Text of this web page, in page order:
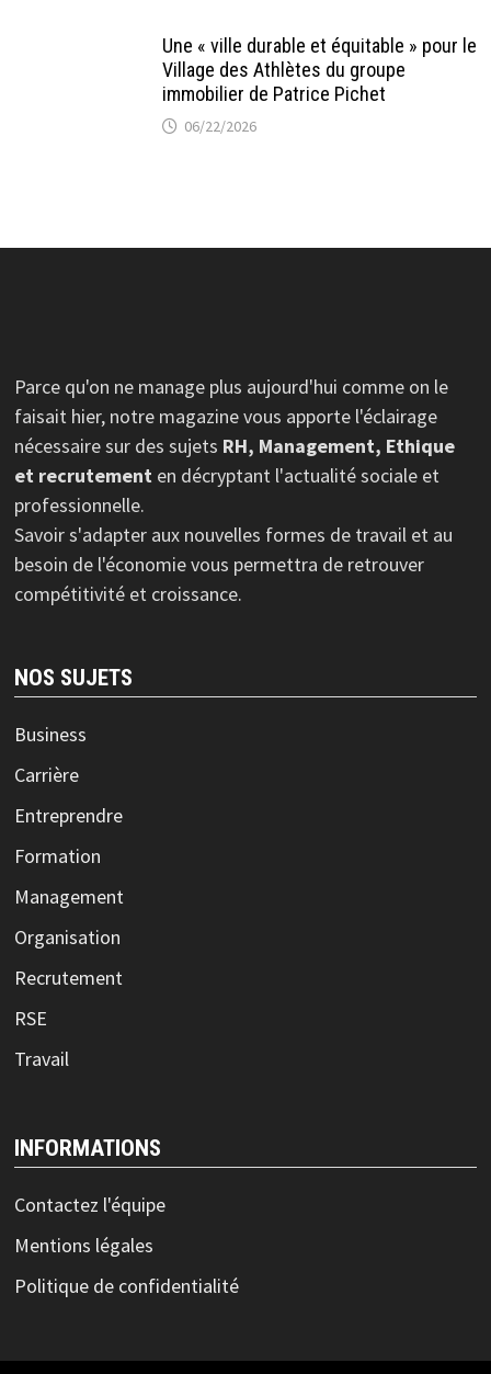
Une « ville durable et équitable » pour le
Village des Athlètes du groupe
immobilier de Patrice Pichet
06/22/2026
Parce qu'on ne manage plus aujourd'hui comme on le
faisait hier, notre magazine vous apporte l'éclairage
nécessaire sur des sujets RH, Management, Ethique
et recrutementen décryptant l'actualité sociale et
professionnelle.
Savoir s'adapter aux nouvelles formes de travail et au
besoin de l'économie vous permettra de retrouver
compétitivité et croissance.
NOS SUJETS
Business
Carrière
Entreprendre
Formation
Management
Organisation
Recrutement
RSE
Travail
INFORMATIONS
Contactez l'équipe
Mentions légales
Politique de confidentialité